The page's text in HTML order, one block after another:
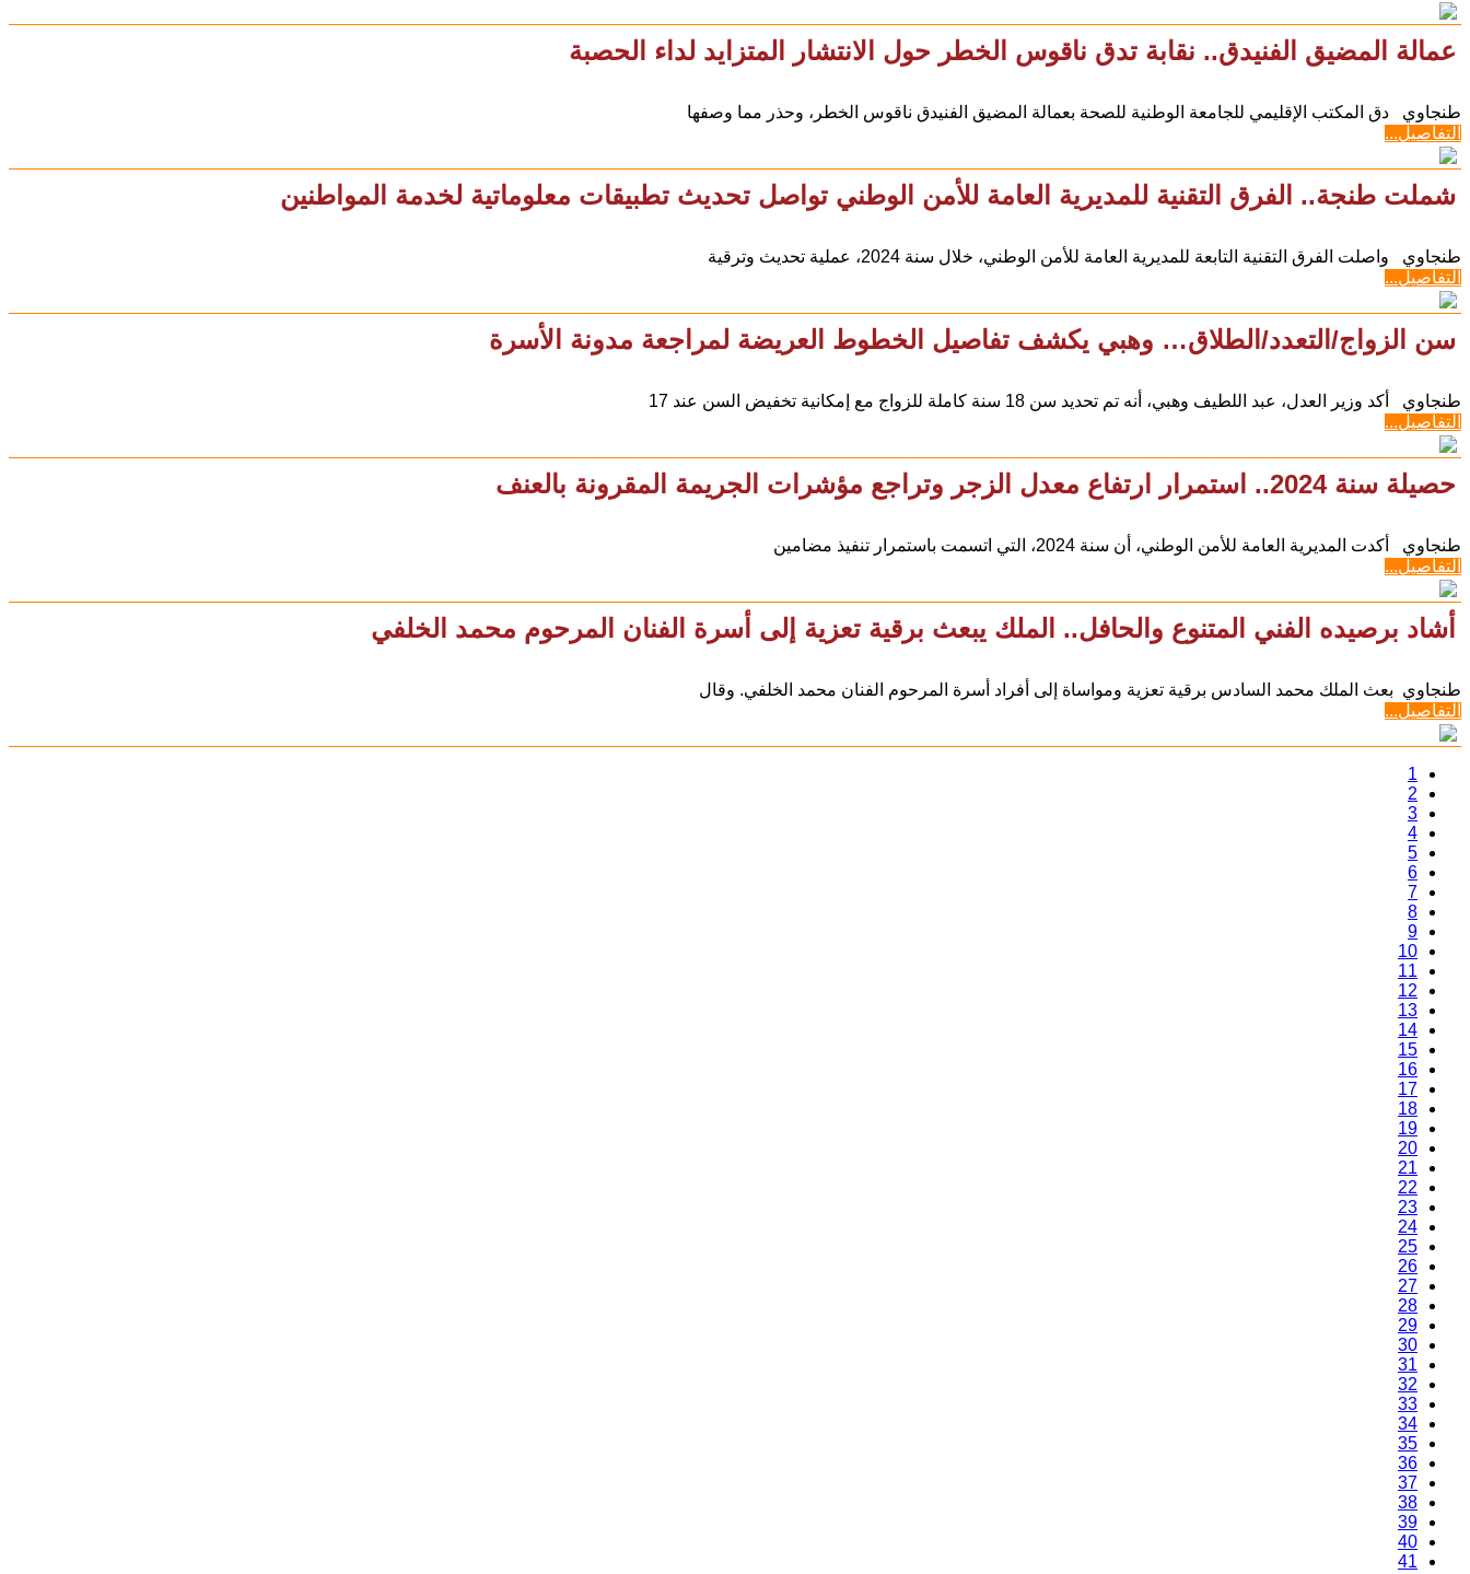
عمالة المضيق الفنيدق.. نقابة تدق ناقوس الخطر حول الانتشار المتزايد لداء الحصبة
طنجاوي دق المكتب الإقليمي للجامعة الوطنية للصحة بعمالة المضيق الفنيدق ناقوس الخطر، وحذر مما وصفها
التفاصيل...
شملت طنجة.. الفرق التقنية للمديرية العامة للأمن الوطني تواصل تحديث تطبيقات معلوماتية لخدمة المواطنين
طنجاوي واصلت الفرق التقنية التابعة للمديرية العامة للأمن الوطني، خلال سنة 2024، عملية تحديث وترقية
التفاصيل...
سن الزواج/التعدد/الطلاق… وهبي يكشف تفاصيل الخطوط العريضة لمراجعة مدونة الأسرة
طنجاوي أكد وزير العدل، عبد اللطيف وهبي، أنه تم تحديد سن 18 سنة كاملة للزواج مع إمكانية تخفيض السن عند 17
التفاصيل...
حصيلة سنة 2024.. استمرار ارتفاع معدل الزجر وتراجع مؤشرات الجريمة المقرونة بالعنف
طنجاوي ‎أكدت المديرية العامة للأمن الوطني، أن سنة 2024، التي اتسمت باستمرار تنفيذ مضامين
التفاصيل...
أشاد برصيده الفني المتنوع والحافل.. الملك يبعث برقية تعزية إلى أسرة الفنان المرحوم محمد الخلفي
طنجاوي بعث الملك محمد السادس برقية تعزية ومواساة إلى أفراد أسرة المرحوم الفنان محمد الخلفي. وقال
التفاصيل...
1
2
3
4
5
6
7
8
9
10
11
12
13
14
15
16
17
18
19
20
21
22
23
24
25
26
27
28
29
30
31
32
33
34
35
36
37
38
39
40
41